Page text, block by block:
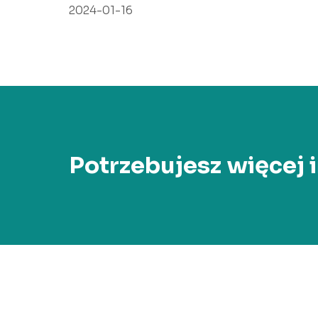
2024-01-16
Potrzebujesz więcej